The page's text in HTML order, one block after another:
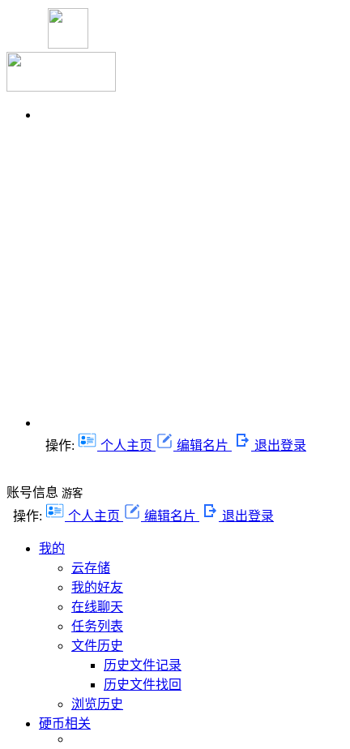
操作: 个人主页 编辑名片 退出登录
账号信息 游客
操作: 个人主页 编辑名片 退出登录
我的
云存储
我的好友
在线聊天
任务列表
文件历史
历史文件记录
历史文件找回
浏览历史
硬币相关